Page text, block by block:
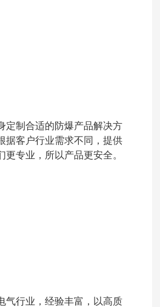
定制合适的防爆产品解决方
据客户行业需求不同，提供
更专业，所以产品更安全。
气行业，经验丰富，以高质